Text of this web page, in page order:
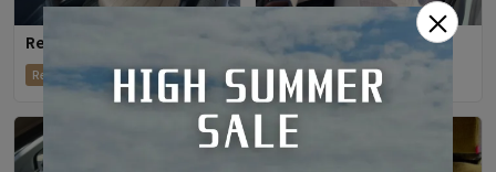
Refinad Heritage Series
Refinad 2026-02-11
Sandiiビスキュイ
Sandii 2026-01-30
×